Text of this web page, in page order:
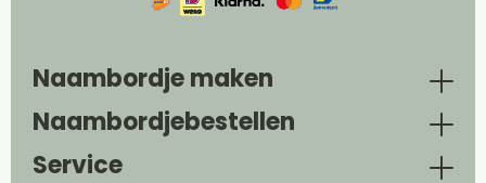
Naambordje maken
Naambordjebestellen
Service